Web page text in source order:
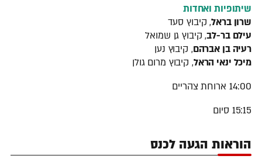
שיתופיות ואחדות
שרון בראל, קיבוץ סעד
עילם בר-לב, קיבוץ גן שמואל
רעיה בן אברהם, קיבוץ נען
מיכל ינאי הראל, קיבוץ מרום גולן
14:00 ארוחת צהריים
15:15 סיום
הוראות הגעה לכנס